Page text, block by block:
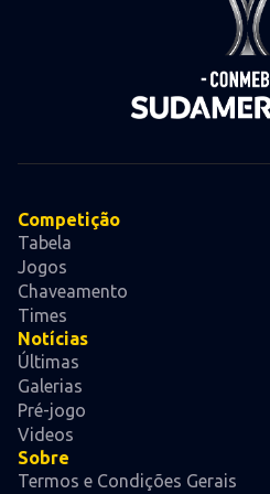
Competição
Tabela
Jogos
Chaveamento
Times
Notícias
Últimas
Galerias
Pré-jogo
Videos
Sobre
Termos e Condições Gerais